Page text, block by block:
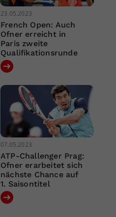
23.05.2023
French Open: Auch
Ofner erreicht in
Paris zweite
Qualifikationsrunde
07.05.2023
ATP-Challenger Prag:
Ofner erarbeitet sich
nächste Chance auf
1. Saisontitel